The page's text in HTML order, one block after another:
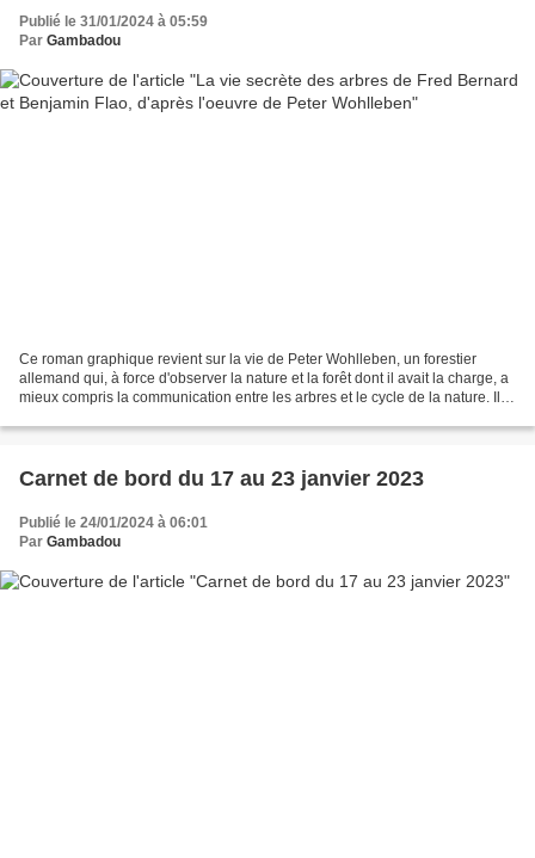
Publié le 31/01/2024 à 05:59
Par Gambadou
Ce roman graphique revient sur la vie de Peter Wohlleben, un forestier
allemand qui, à force d'observer la nature et la forêt dont il avait la charge, a
mieux compris la communication entre les arbres et le cycle de la nature. Il
Carnet de bord du 17 au 23 janvier 2023
Publié le 24/01/2024 à 06:01
Par Gambadou